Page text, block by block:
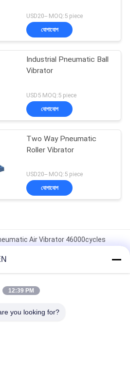
USD20-- MOQ:5 piece
যোগাযোগ
Industrial Pneumatic Ball
Vibrator
USD5 MOQ:5 piece
যোগাযোগ
Two Way Pneumatic
Roller Vibrator
USD20-- MOQ:5 piece
যোগাযোগ
Air Vibrator 46000cycles
Vibrator G1/8" 2400N/6Bar For
Turbine Vibrator For Vibration
12:39 PM
you looking for?